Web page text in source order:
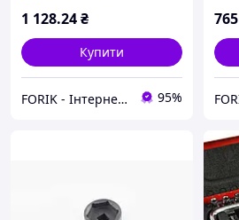
1 128.24₴
Купити
FORIK - Інтернет гіпермаркет 95%
765